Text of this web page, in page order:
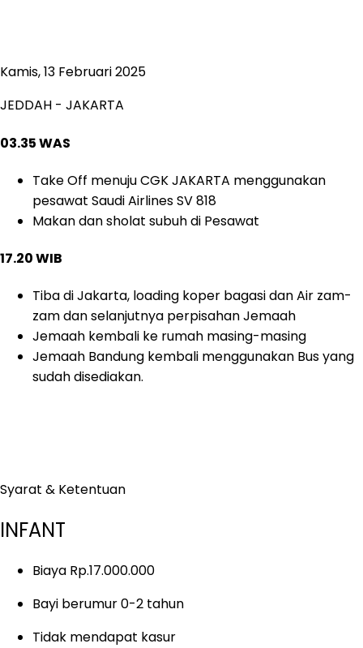
Kamis, 13 Februari 2025
JEDDAH - JAKARTA
03.35 WAS
Take Off menuju CGK JAKARTA menggunakan
pesawat Saudi Airlines SV 818
Makan dan sholat subuh di Pesawat
17.20 WIB
Tiba di Jakarta, loading koper bagasi dan Air zam-
zam dan selanjutnya perpisahan Jemaah
Jemaah kembali ke rumah masing-masing
Jemaah Bandung kembali menggunakan Bus yang
sudah disediakan.
Syarat & Ketentuan
INFANT
Biaya Rp.17.000.000
Bayi berumur 0-2 tahun
Tidak mendapat kasur